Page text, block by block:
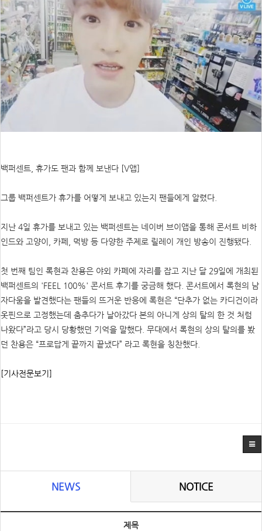
백퍼센트, 휴가도 팬과 함께 보낸다 [V앱]
그룹 백퍼센트가 휴가를 어떻게 보내고 있는지 팬들에게 알렸다.
지난 4일 휴가를 보내고 있는 백퍼센트는 네이버 브이앱을 통해 콘서트 비하
인드와 고양이, 카페, 먹방 등 다양한 주제로 릴레이 개인 방송이 진행됐다.
첫 번째 팀인 록현과 찬용은 야외 카페에 자리를 잡고 지난 달 29일에 개최된
백퍼센트의 'FEEL 100%' 콘서트 후기를 궁금해 했다. 콘서트에서 록현의 남
자다움을 발견했다는 팬들의 뜨거운 반응에 록현은 “단추가 없는 카디건이라
옷핀으로 고정했는데 춤추다가 날아갔다 본의 아니게 상의 탈의 한 것 처럼
나왔다”라고 당시 당황했던 기억을 말했다. 무대에서 록현의 상의 탈의를 봤
던 찬용은 “프로답게 끝까지 끝냈다” 라고 록현을 칭찬했다.
[기사전문보기]
NEWS NOTICE
제목